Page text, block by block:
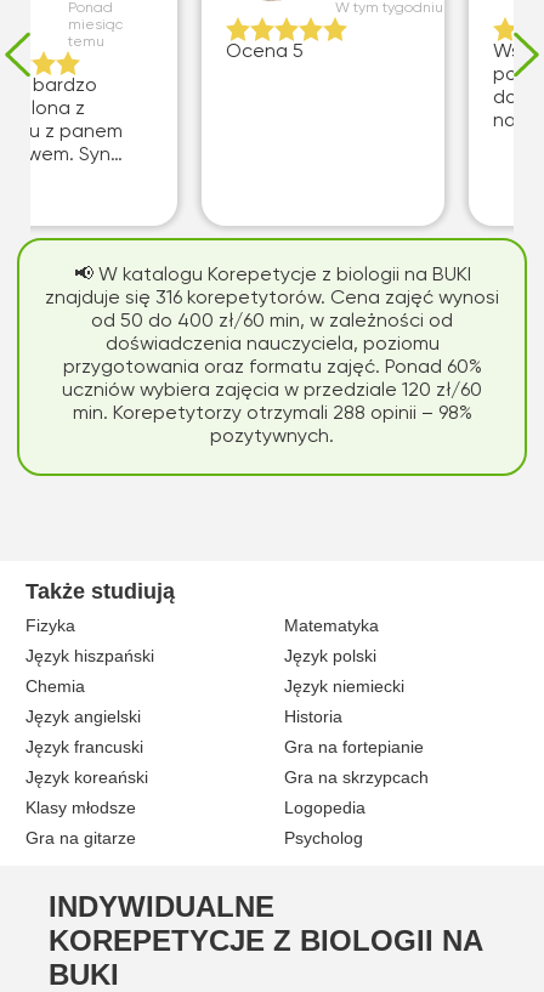
Ponad
miesiąc
temu
bardzo
z
z panem
Syn
na owocną
przez
rok – do
W tym tygodniu
Ocena 5
📢 W katalogu Korepetycje z biologii na BUKI
znajduje się 316 korepetytorów. Cena zajęć wynosi
od 50 do 400 zł/60 min, w zależności od
doświadczenia nauczyciela, poziomu
przygotowania oraz formatu zajęć. Ponad 60%
uczniów wybiera zajęcia w przedziale 120 zł/60
min. Korepetytorzy otrzymali 288 opinii – 98%
pozytywnych.
Także studiują
Fizyka
Matematyka
Język hiszpański
Język polski
Chemia
Język niemiecki
Język angielski
Historia
Język francuski
Gra na fortepianie
Język koreański
Gra na skrzypcach
Klasy młodsze
Logopedia
Gra na gitarze
Psycholog
INDYWIDUALNE
KOREPETYCJE Z BIOLOGII NA
BUKI